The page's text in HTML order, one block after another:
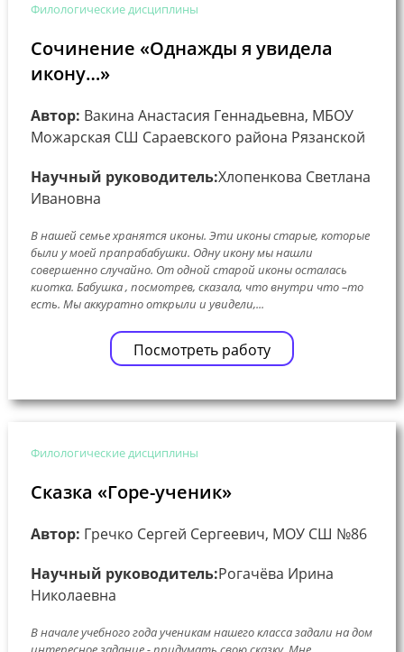
Филологические дисциплины
Сочинение «Однажды я увидела
икону…»
Автор: Вакина Анастасия Геннадьевна, МБОУ
Можарская СШ Сараевского района Рязанской
Научный руководитель:Хлопенкова Светлана
Ивановна
В нашей семье хранятся иконы. Эти иконы старые, которые
были у моей прапрабабушки. Одну икону мы нашли
совершенно случайно. От одной старой иконы осталась
киотка. Бабушка , посмотрев, сказала, что внутри что –то
есть. Мы аккуратно открыли и увидели,...
Посмотреть работу
Филологические дисциплины
Сказка «Горе-ученик»
Автор: Гречко Сергей Сергеевич, МОУ СШ №86
Научный руководитель:Рогачёва Ирина
Николаевна
В начале учебного года ученикам нашего класса задали на дом